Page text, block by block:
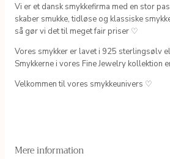
Vi er et dansk smykkefirma med en stor
skaber smukke, tidløse og klassiske
så gør vi det til meget fair priser ♡
Vores smykker er lavet i 925 sterlingsølv
Smykkerne i vores Fine Jewelry kollektion
Velkommen til vores smykkeunivers ♡
Mere information